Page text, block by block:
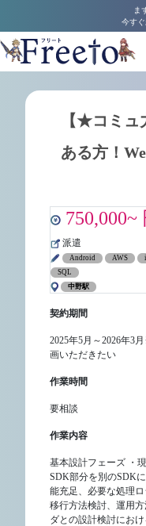
ま
今す
【★コミュ
ある方！
750,000~
派遣
Android AWS
SQL
中野駅
契約期間
2025年5月～2026年3
画いただきたい
作業時間
要相談
作業内容
基本設計フェーズ ・
SDK部分を別のSDK
能充足、必要な処理
移行方法検討、運用
ダとの設計検討にお